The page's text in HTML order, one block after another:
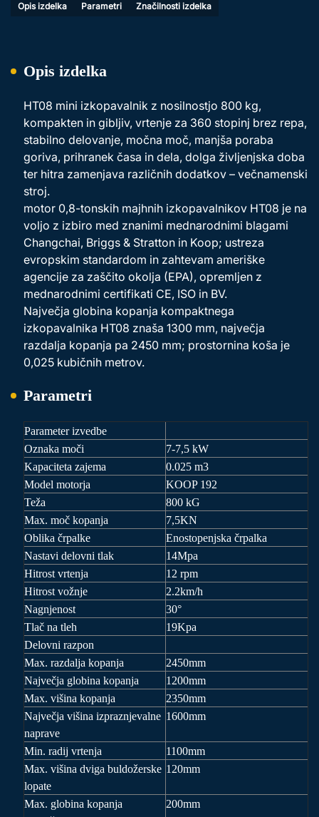
Opis izdelka Parametri Značilnosti izdelka
Opis izdelka
HT08 mini izkopavalnik z nosilnostjo 800 kg,
kompakten in gibljiv, vrtenje za 360 stopinj brez repa,
stabilno delovanje, močna moč, manjša poraba
goriva, prihranek časa in dela, dolga življenjska doba
ter hitra zamenjava različnih dodatkov – večnamenski
stroj.
motor 0,8-tonskih majhnih izkopavalnikov HT08 je na
voljo z izbiro med znanimi mednarodnimi blagami
Changchai, Briggs & Stratton in Koop; ustreza
evropskim standardom in zahtevam ameriške
agencije za zaščito okolja (EPA), opremljen z
mednarodnimi certifikati CE, ISO in BV.
Največja globina kopanja kompaktnega
izkopavalnika HT08 znaša 1300 mm, največja
razdalja kopanja pa 2450 mm; prostornina koša je
0,025 kubičnih metrov.
Parametri
Parameter izvedbe
Oznaka moči
7-7,5 kW
Kapaciteta zajema
0.025 m3
Model motorja
KOOP 192
Teža
800 kG
Max. moč kopanja
7,5KN
Oblika črpalke
Enostopenjska črpalka
Nastavi delovni tlak
14Mpa
Hitrost vrtenja
12 rpm
Hitrost vožnje
2.2km/h
Nagnjenost
30°
Tlač na tleh
19Kpa
Delovni razpon
Max. razdalja kopanja
2450mm
Največja globina kopanja
1200mm
Max. višina kopanja
2350mm
Največja višina izpraznjevalne
naprave
1600mm
Min. radij vrtenja
1100mm
Max. višina dviga buldožerske
lopate
120mm
Max. globina kopanja
200mm